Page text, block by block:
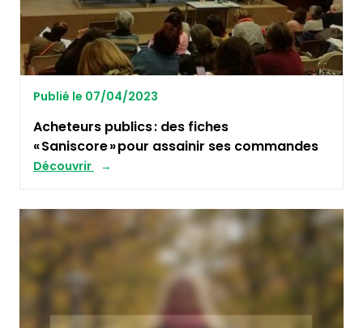
Publié le 07/04/2023
Acheteurs publics : des fiches
« Saniscore » pour assainir ses commandes
Découvrir